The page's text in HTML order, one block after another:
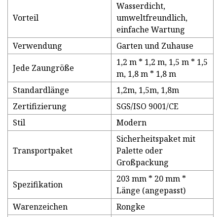
Vorteil
Wasserdicht,
umweltfreundlich,
einfache Wartung
Verwendung
Garten und Zuhause
Jede Zaungröße
1,2 m * 1,2 m, 1,5 m * 1,5
m, 1,8 m * 1,8 m
Standardlänge
1,2m, 1,5m, 1,8m
Zertifizierung
SGS/ISO 9001/CE
Stil
Modern
Transportpaket
Sicherheitspaket mit
Palette oder
Großpackung
Spezifikation
203 mm * 20 mm *
Länge (angepasst)
Warenzeichen
Rongke